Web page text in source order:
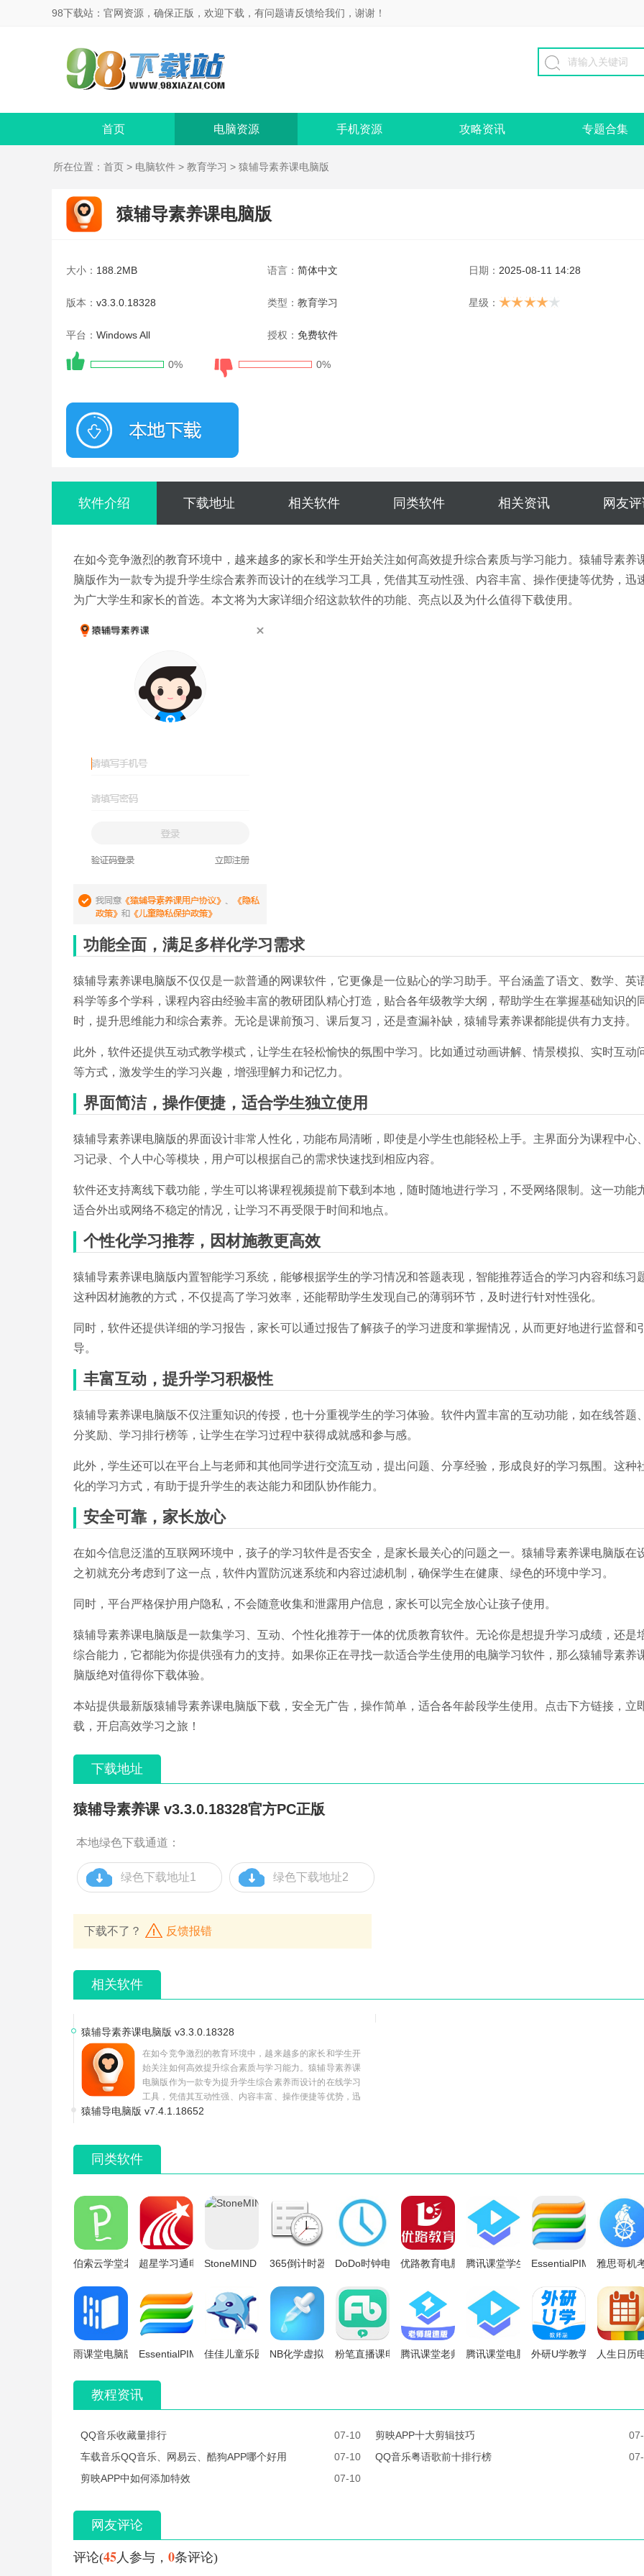
98下载站：官网资源，确保正版，欢迎下载，有问题请反馈给我们，谢谢！
首页 电脑资源 手机资源 攻略资讯 专题合集
所在位置： 首页 > 电脑软件 > 教育学习 > 猿辅导素养课电脑版
猿辅导素养课电脑版
大小： 188.2MB 语言： 简体中文 日期： 2025-08-11 14:28
版本： v3.3.0.18328 类型： 教育学习 星级：
平台： Windows All 授权： 免费软件
0% 0%
软件介绍 下载地址 相关软件 同类软件 相关资讯 网友
在如今竞争激烈的教育环境中，越来越多的家长和学生开始关注如何高效提升综合素质与学习能力。猿辅导素养
脑版作为一款专为提升学生综合素养而设计的在线学习工具，凭借其互动性强、内容丰富、操作便捷等优势，迅
为广大学生和家长的首选。本文将为大家详细介绍这款软件的功能、亮点以及为什么值得下载使用。
功能全面，满足多样化学习需求
猿辅导素养课电脑版不仅仅是一款普通的网课软件，它更像是一位贴心的学习助手。平台涵盖了语文、数学、英
科学等多个学科，课程内容由经验丰富的教研团队精心打造，贴合各年级教学大纲，帮助学生在掌握基础知识的
时，提升思维能力和综合素养。无论是课前预习、课后复习，还是查漏补缺，猿辅导素养课都能提供有力支持。
此外，软件还提供互动式教学模式，让学生在轻松愉快的氛围中学习。比如通过动画讲解、情景模拟、实时互动
等方式，激发学生的学习兴趣，增强理解力和记忆力。
界面简洁，操作便捷，适合学生独立使用
猿辅导素养课电脑版的界面设计非常人性化，功能布局清晰，即使是小学生也能轻松上手。主界面分为课程中心
习记录、个人中心等模块，用户可以根据自己的需求快速找到相应内容。
软件还支持离线下载功能，学生可以将课程视频提前下载到本地，随时随地进行学习，不受网络限制。这一功能
适合外出或网络不稳定的情况，让学习不再受限于时间和地点。
个性化学习推荐，因材施教更高效
猿辅导素养课电脑版内置智能学习系统，能够根据学生的学习情况和答题表现，智能推荐适合的学习内容和练习
这种因材施教的方式，不仅提高了学习效率，还能帮助学生发现自己的薄弱环节，及时进行针对性强化。
同时，软件还提供详细的学习报告，家长可以通过报告了解孩子的学习进度和掌握情况，从而更好地进行监督和引
导。
丰富互动，提升学习积极性
猿辅导素养课电脑版不仅注重知识的传授，也十分重视学生的学习体验。软件内置丰富的互动功能，如在线答题
分奖励、学习排行榜等，让学生在学习过程中获得成就感和参与感。
此外，学生还可以在平台上与老师和其他同学进行交流互动，提出问题、分享经验，形成良好的学习氛围。这种
化的学习方式，有助于提升学生的表达能力和团队协作能力。
安全可靠，家长放心
在如今信息泛滥的互联网环境中，孩子的学习软件是否安全，是家长最关心的问题之一。猿辅导素养课电脑版在
之初就充分考虑到了这一点，软件内置防沉迷系统和内容过滤机制，确保学生在健康、绿色的环境中学习。
同时，平台严格保护用户隐私，不会随意收集和泄露用户信息，家长可以完全放心让孩子使用。
猿辅导素养课电脑版是一款集学习、互动、个性化推荐于一体的优质教育软件。无论你是想提升学习成绩，还是
综合能力，它都能为你提供强有力的支持。如果你正在寻找一款适合学生使用的电脑学习软件，那么猿辅导素养
脑版绝对值得你下载体验。
本站提供最新版猿辅导素养课电脑版下载，安全无广告，操作简单，适合各年龄段学生使用。点击下方链接，立
载，开启高效学习之旅！
下载地址
猿辅导素养课 v3.3.0.18328官方PC正版
本地绿色下载通道：
绿色下载地址1 绿色下载地址2
下载不了？ 反馈报错
相关软件
猿辅导素养课电脑版 v3.3.0.18328
在如今竞争激烈的教育环境中，越来越多的家长和学生开
始关注如何高效提升综合素质与学习能力。猿辅导素养课
电脑版作为一款专为提升学生综合素养而设计的在线学习
工具，凭借其互动性强、内容丰富、操作便捷等优势，迅
速成为广大学生和家长的首选。本文将为大家详细介绍这
猿辅导电脑版 v7.4.1.18652
同类软件
伯索云学堂老师端电脑版
超星学习通电脑版StoneMIND Collector化学结构AI提取软件64位电脑版
365倒计时器电脑版DoDo时钟电脑版优路教育电脑版腾讯课堂学生版电脑版EssentialPIM Free雅思哥机
雨课堂电脑版 EssentialPIM Pro电脑版佳佳儿童乐园电脑版NB化学虚拟实验室电脑版
粉笔直播课电脑版腾讯课堂老师极速版电脑版
腾讯课堂电脑版外研U学教学云平台电脑
人生日历
教程资讯
07-10
QQ音乐收藏量排行
剪映APP十大剪辑技巧
07-10
车载音乐QQ音乐、网易云、酷狗APP哪个好用
QQ音乐粤语歌前十排行榜
07-10
剪映APP中如何添加特效
网友评论
评论(45人参与， 0条评论)